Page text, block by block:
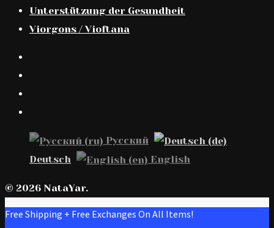
Unterstützung der Gesundheit
Viorgons / Vioftana
Русский
Deutsch
English
© 2026 NataYar.
Free Shipping + Free Exchanges On All Items!